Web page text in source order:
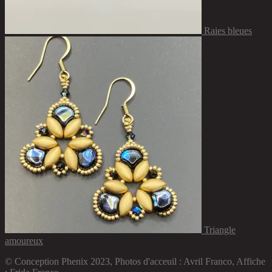
Raies bleues
Triangle
amoureux
© Conception Phenix 2023, Photos d'acceuil : Avril Franco, Affiche